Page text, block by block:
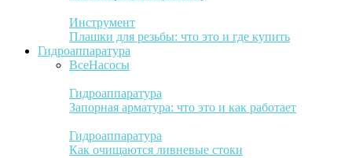
Инструмент
Плашки для резьбы: что это и где купить
Гидроаппаратура
ВсеНасосы
Гидроаппаратура
Запорная арматура: что это и как работает
Гидроаппаратура
Как очищаются ливневые стоки